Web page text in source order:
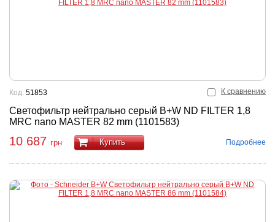
К сравнению
Светофильтр нейтрально серый B+W ND FILTER 1,8
MRC nano MASTER 82 mm (1101583)
Код: 51853
10 687 грн Купить Подробнее